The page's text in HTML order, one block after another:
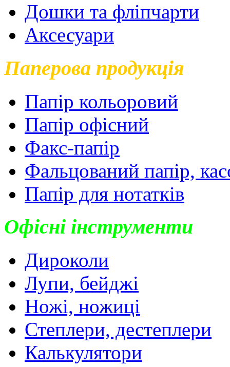
Дошки та фліпчарти
Аксесуари
Паперова продукція
Папір кольоровий
Папір офісний
Факс-папір
Фальцований папір,
Папір для нотатків
Офісні інструменти
Дироколи
Лупи, бейджі
Ножі, ножиці
Степлери, дестеплери
Калькулятори